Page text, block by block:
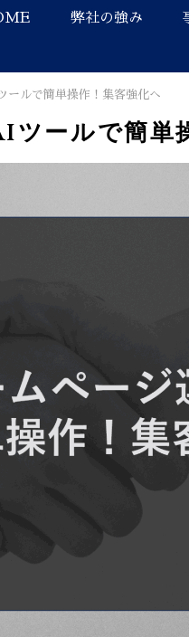
弊社の強み
ールで簡単操作！集客強化へ
ールで簡単